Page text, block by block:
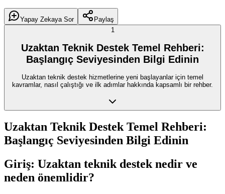
Yapay Zekaya Sor
Paylaş
1
Uzaktan Teknik Destek Temel Rehberi:
Başlangıç Seviyesinden Bilgi Edinin
Uzaktan teknik destek hizmetlerine yeni başlayanlar için temel
kavramlar, nasıl çalıştığı ve ilk adımlar hakkında kapsamlı bir rehber.
Uzaktan Teknik Destek Temel Rehberi:
Başlangıç Seviyesinden Bilgi Edinin
Giriş: Uzaktan teknik destek nedir ve
neden önemlidir?